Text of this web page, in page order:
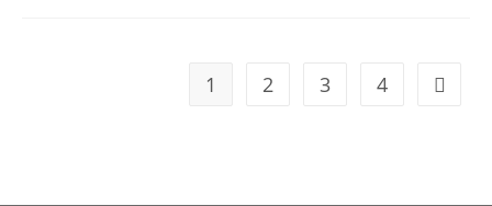
1 2 3 4 Gehe